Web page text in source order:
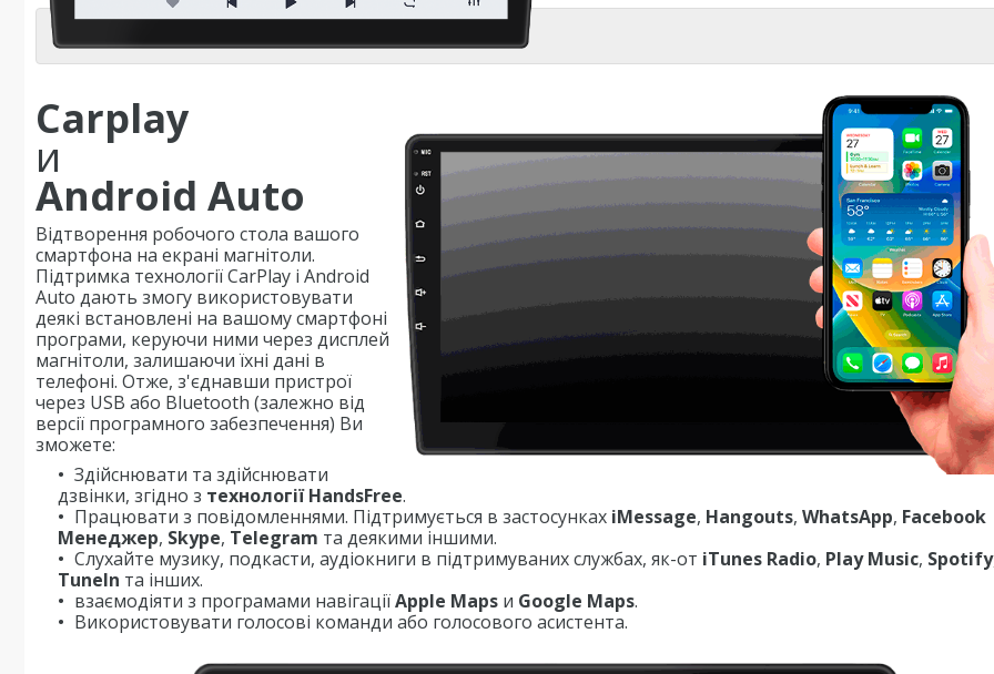
Carplay
и
Android Auto
Відтворення робочого стола вашого
смартфона на екрані магнітоли.
Підтримка технології CarPlay і Android
Auto дають змогу використовувати
деякі встановлені на вашому смартфоні
програми, керуючи ними через дисплей
магнітоли, залишаючи їхні дані в
телефоні. Отже, з'єднавши пристрої
через USB або Bluetooth (залежно від
версії програмного забезпечення) Ви
зможете:
Здійснювати та здійснювати
дзвінки, згідно з технології HandsFree.
Працювати з повідомленнями. Підтримується в застосунках iMessage, Hangouts, WhatsApp, Facebook
Менеджер, Skype, Telegram та деякими іншими.
Слухайте музику, подкасти, аудіокниги в підтримуваних службах, як-от iTunes Radio, Play Music, Spotify
TuneIn та інших.
взаємодіяти з програмами навігаціїApple Maps и Google Maps.
Використовувати голосові команди або голосового асистента.